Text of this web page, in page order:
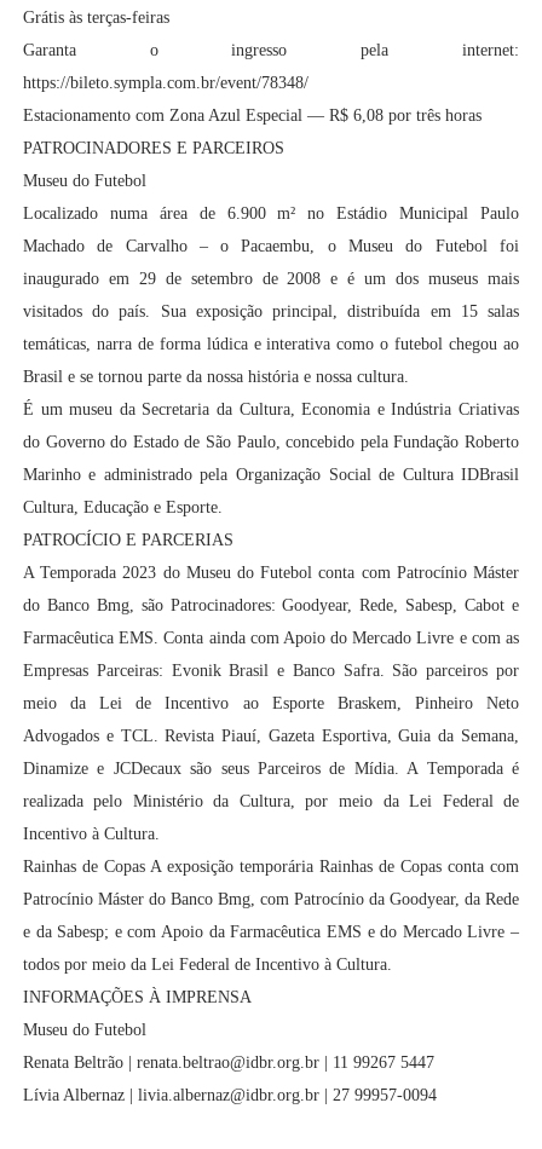
Grátis às terças-feiras
Garanta o ingresso pela internet:
https://bileto.sympla.com.br/event/78348/
Estacionamento com Zona Azul Especial — R$ 6,08 por três horas
PATROCINADORES E PARCEIROS
Museu do Futebol
Localizado numa área de 6.900 m² no Estádio Municipal Paulo
Machado de Carvalho – o Pacaembu, o Museu do Futebol foi
inaugurado em 29 de setembro de 2008 e é um dos museus mais
visitados do país. Sua exposição principal, distribuída em 15 salas
temáticas, narra de forma lúdica e interativa como o futebol chegou ao
Brasil e se tornou parte da nossa história e nossa cultura.
É um museu da Secretaria da Cultura, Economia e Indústria Criativas
do Governo do Estado de São Paulo, concebido pela Fundação Roberto
Marinho e administrado pela Organização Social de Cultura IDBrasil
Cultura, Educação e Esporte.
PATROCÍCIO E PARCERIAS
A Temporada 2023 do Museu do Futebol conta com Patrocínio Máster
do Banco Bmg, são Patrocinadores: Goodyear, Rede, Sabesp, Cabot e
Farmacêutica EMS. Conta ainda com Apoio do Mercado Livre e com as
Empresas Parceiras: Evonik Brasil e Banco Safra. São parceiros por
meio da Lei de Incentivo ao Esporte Braskem, Pinheiro Neto
Advogados e TCL. Revista Piauí, Gazeta Esportiva, Guia da Semana,
Dinamize e JCDecaux são seus Parceiros de Mídia. A Temporada é
realizada pelo Ministério da Cultura, por meio da Lei Federal de
Incentivo à Cultura.
Rainhas de Copas A exposição temporária Rainhas de Copas conta com
Patrocínio Máster do Banco Bmg, com Patrocínio da Goodyear, da Rede
e da Sabesp; e com Apoio da Farmacêutica EMS e do Mercado Livre –
todos por meio da Lei Federal de Incentivo à Cultura.
INFORMAÇÕES À IMPRENSA
Museu do Futebol
Renata Beltrão | renata.beltrao@idbr.org.br | 11 99267 5447
Lívia Albernaz | livia.albernaz@idbr.org.br | 27 99957-0094